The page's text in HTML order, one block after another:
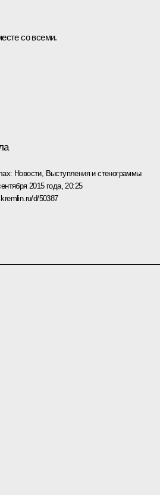
со всеми.
Новости, Выступления и стенограммы
2015 года, 20:25
kremlin.ru/d/50387